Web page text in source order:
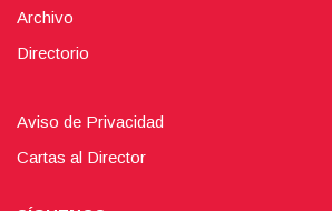
Archivo
Directorio
Aviso de Privacidad
Cartas al Director